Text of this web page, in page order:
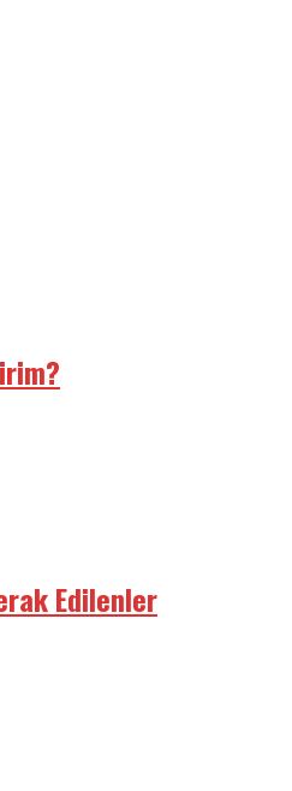
Edilenler